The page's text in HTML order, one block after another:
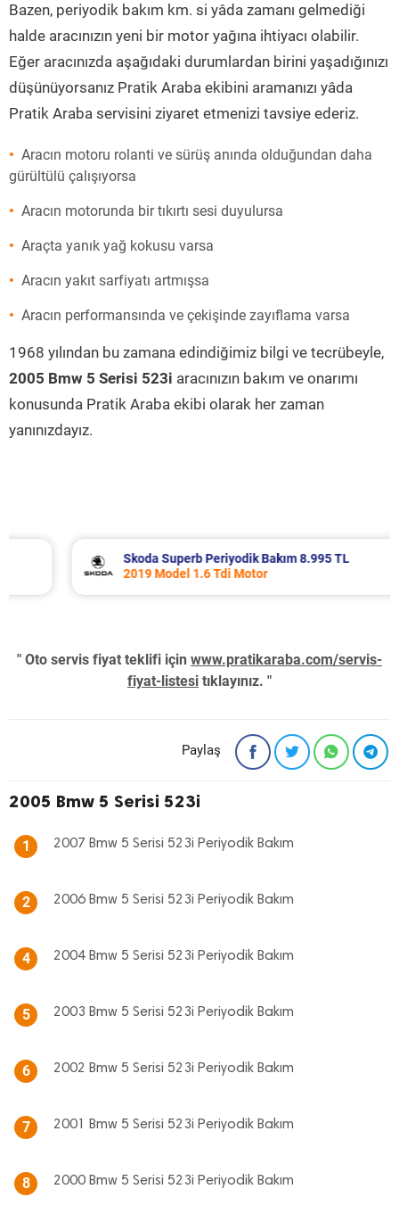
Bazen, periyodik bakım km. si yâda zamanı gelmediği
halde aracınızın yeni bir motor yağına ihtiyacı olabilir.
Eğer aracınızda aşağıdaki durumlardan birini yaşadığınızı
düşünüyorsanız Pratik Araba ekibini aramanızı yâda
Pratik Araba servisini ziyaret etmenizi tavsiye ederiz.
Aracın motoru rolanti ve sürüş anında olduğundan daha
gürültülü çalışıyorsa
Aracın motorunda bir tıkırtı sesi duyulursa
Araçta yanık yağ kokusu varsa
Aracın yakıt sarfiyatı artmışsa
Aracın performansında ve çekişinde zayıflama varsa
1968 yılından bu zamana edindiğimiz bilgi ve tecrübeyle,
2005 Bmw 5 Serisi 523i aracınızın bakım ve onarımı
konusunda Pratik Araba ekibi olarak her zaman
yanınızdayız.
Skoda Superb Periyodik Bakım 8.995 TL
2019 Model 1.6 Tdi Motor
" Oto servis fiyat teklifi için www.pratikaraba.com/servis-
fiyat-listesi tıklayınız. "
Paylaş
2005 Bmw 5 Serisi 523i
1 2007 Bmw 5 Serisi 523i Periyodik Bakım
2 2006 Bmw 5 Serisi 523i Periyodik Bakım
4 2004 Bmw 5 Serisi 523i Periyodik Bakım
5 2003 Bmw 5 Serisi 523i Periyodik Bakım
6 2002 Bmw 5 Serisi 523i Periyodik Bakım
7 2001 Bmw 5 Serisi 523i Periyodik Bakım
8 2000 Bmw 5 Serisi 523i Periyodik Bakım